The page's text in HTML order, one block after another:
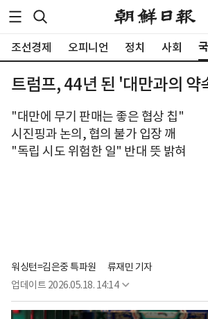
조선경제 오피니언 정치 사회
트럼프, 44년 된 '대만과의 약
"대만에 무기 판매는 좋은 협상 칩"
시진핑과 논의, 협의 불가 입장 깨
"독립 시도 위험한 일" 반대 뜻 밝혀
워싱턴=김은중 특파원
류재민 기자
업데이트 2026.05.18. 14:14